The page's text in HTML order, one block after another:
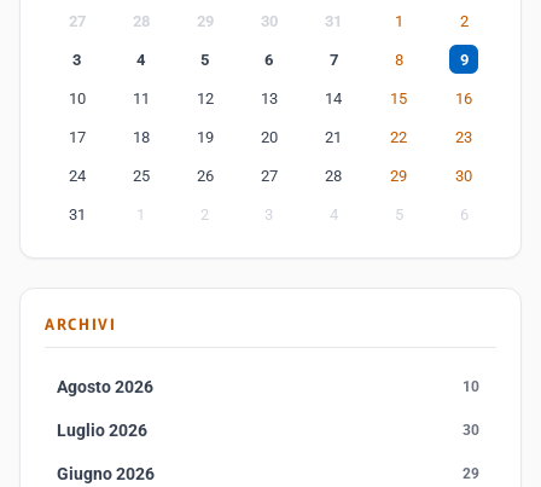
27 28 29 30 31 1 2
3 4 5 6 7 8 9
10 11 12 13 14 15 16
17 18 19 20 21 22 23
24 25 26 27 28 29 30
31 1 2 3 4 5 6
ARCHIVI
Agosto 2026 10
Luglio 2026 30
Giugno 2026 29